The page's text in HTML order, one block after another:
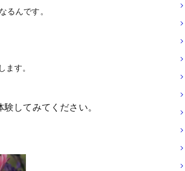
んです。
す。
してみてください。